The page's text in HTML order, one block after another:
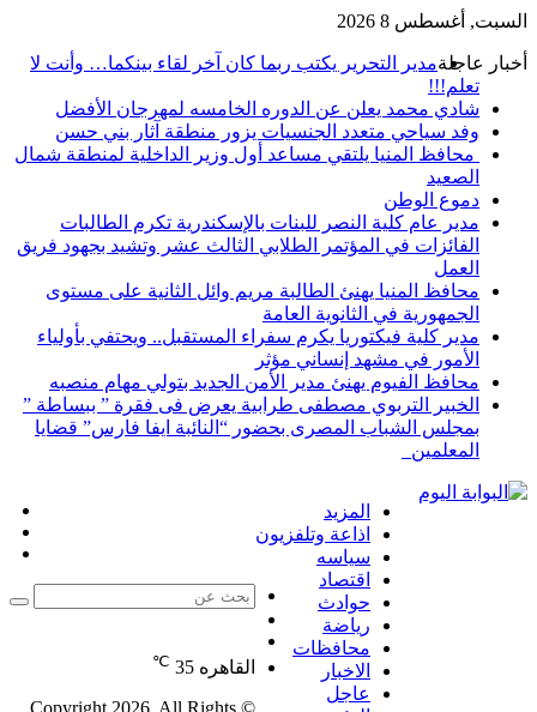
السبت, أغسطس 8 2026
أخبار عاجلةمدير التحرير يكتب ربما كان آخر لقاء بينكما… وأنت لا
تعلم!!!
شادي محمد يعلن عن الدوره الخامسه لمهرجان الأفضل
وفد سياحي متعدد الجنسيات يزور منطقة آثار بني حسن
محافظ المنيا يلتقي مساعد أول وزير الداخلية لمنطقة شمال
الصعيد
دموع الوطن
مدير عام كلية النصر للبنات بالإسكندرية تكرم الطالبات
الفائزات في المؤتمر الطلابي الثالث عشر وتشيد بجهود فريق
العمل
محافظ المنيا يهنئ الطالبة مريم وائل الثانية على مستوى
الجمهورية في الثانوية العامة
مدير كلية فيكتوريا يكرم سفراء المستقبل.. ويحتفي بأولياء
الأمور في مشهد إنساني مؤثر
محافظ الفيوم يهنئ مدير الأمن الجديد بتولي مهام منصبه
الخبير التربوي مصطفى طرابية يعرض فى فقرة ” ببساطة ”
بمجلس الشباب المصرى بحضور “النائبة ايفا فارس” قضايا
المعلمين
المزيد
اذاعة وتلفزيون
سياسه
اقتصاد
حوادث
رياضة
محافظات
الاخبار
عاجل
عشوائي
القاهره 35
℃